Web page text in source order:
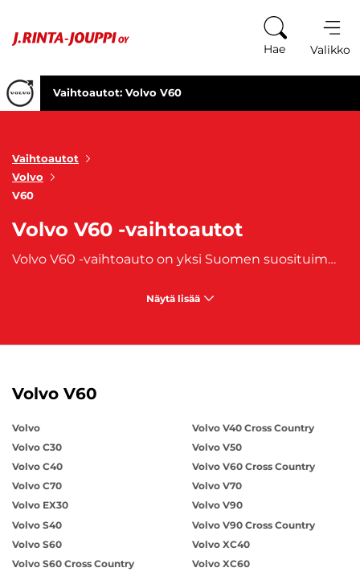
Hae Valikko
Vaihtoautot: Volvo V60
Vaihtoautot
Volvo
V60
Volvo V60 -vaihtoautot
Volvo V60 -vaihtoauto on yksi Suomen suosituimmista farmariautoista. V60:stä on valmistettu vuodesta 2010 lähtien. Volvo V60 -vaihtoauto on hieman pienempi kuin isoveljensä
Näytä lisää
Volvo V60
Volvo
Volvo C30
Volvo C40
Volvo C70
Volvo EX30
Volvo S40
Volvo S60
Volvo S60 Cross Country
Volvo V40 Cross Country
Volvo V50
Volvo V60 Cross Country
Volvo V70
Volvo V90
Volvo V90 Cross Country
Volvo XC40
Volvo XC60